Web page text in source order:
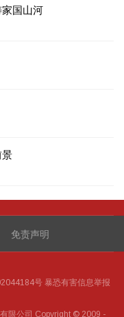
国山河
免责声明
号 暴恐有害信息举报
限公司 Copyright © 2009 -